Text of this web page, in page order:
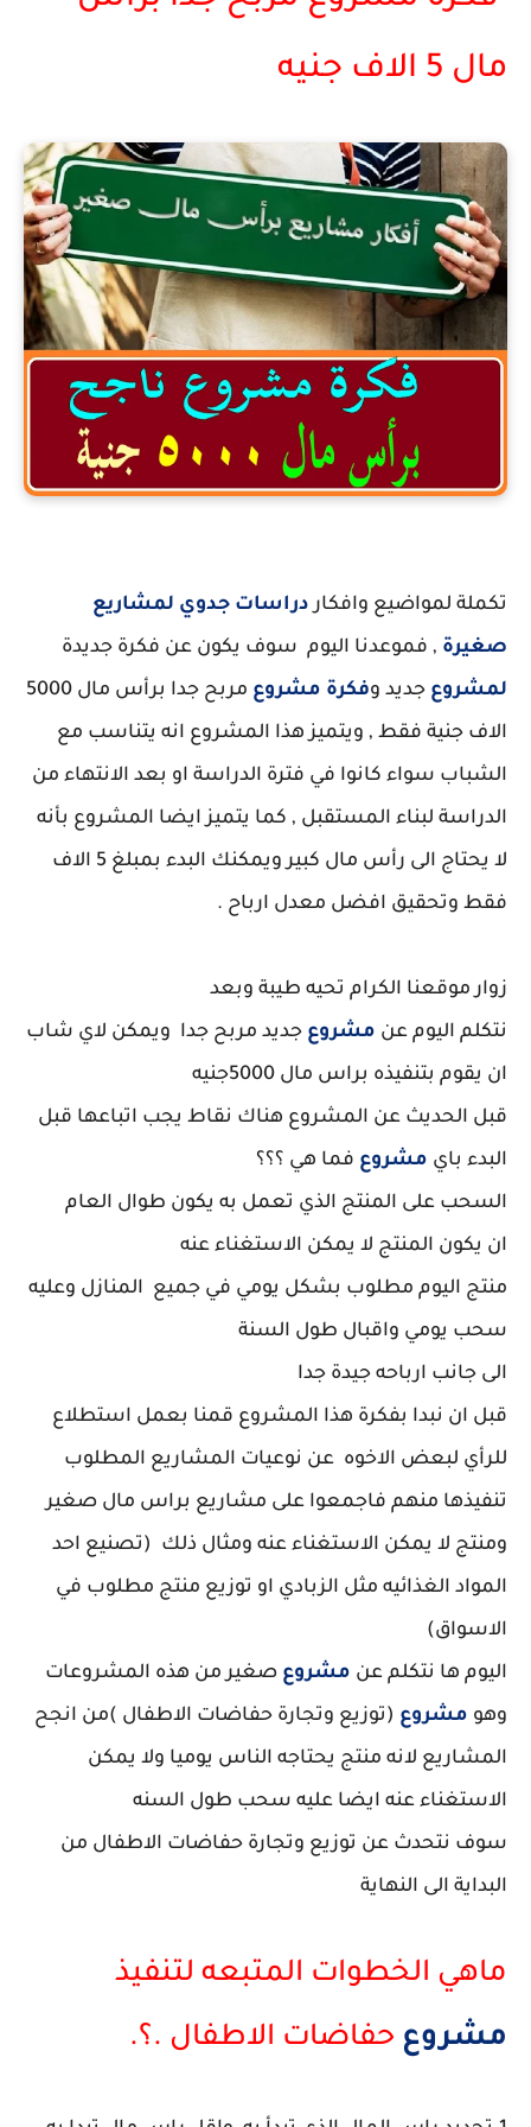
مال 5 الاف جنيه
تكملة لمواضيع وافكاردراسات جدوي لمشاريع
صغيرة , فموعدنا اليوم سوف يكون عن فكرة جديدة
لمشروع جديد وفكرة مشروع
مربح جدا برأس مال 5000
الاف جنية فقط , ويتميز هذا المشروع انه يتناسب مع
الشباب سواء كانوا في فترة الدراسة او بعد الانتهاء من
الدراسة لبناء المستقبل , كما يتميز ايضا المشروع بأنه
لا يحتاج الى رأس مال كبير ويمكنك البدء بمبلغ 5 الاف
فقط وتحقيق افضل معدل ارباح .
زوار موقعنا الكرام تحيه طيبة وبعد
نتكلم اليوم عن مشروع جديد مربح جدا ويمكن لاي شاب
ان يقوم بتنفيذه براس مال 5000جنيه
قبل الحديث عن المشروع هناك نقاط يجب اتباعها قبل
البدء باي مشروع فما هي ؟؟؟
السحب على المنتج الذي تعمل به يكون طوال العام
ان يكون المنتج لا يمكن الاستغناء عنه
منتج اليوم مطلوب بشكل يومي في جميع المنازل وعليه
سحب يومي واقبال طول السنة
الى جانب ارباحه جيدة جدا
قبل ان نبدا بفكرة هذا المشروع قمنا بعمل استطلاع
للرأي لبعض الاخوه عن نوعيات المشاريع المطلوب
تنفيذها منهم فاجمعوا على مشاريع براس مال صغير
ومنتج لا يمكن الاستغناء عنه ومثال ذلك (تصنيع احد
المواد الغذائيه مثل الزبادي او توزيع منتج مطلوب في
الاسواق)
اليوم ها نتكلم عن مشروع صغير من هذه المشروعات
وهو مشروع (توزيع وتجارة حفاضات الاطفال )من انجح
المشاريع لانه منتج يحتاجه الناس يوميا ولا يمكن
الاستغناء عنه ايضا عليه سحب طول السنه
سوف نتحدث عن توزيع وتجارة حفاضات الاطفال من
البداية الى النهاية
ماهي الخطوات المتبعه لتنفيذ
مشروع حفاضات الاطفال .؟.